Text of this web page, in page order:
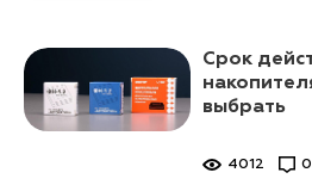
Срок
выбрать
4012 0